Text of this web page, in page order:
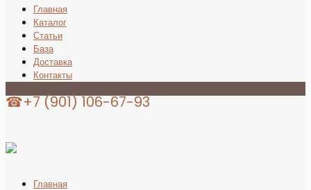
Главная
Каталог
Статьи
База
Доставка
Контакты
☎+7 (901) 106-67-93
Главная